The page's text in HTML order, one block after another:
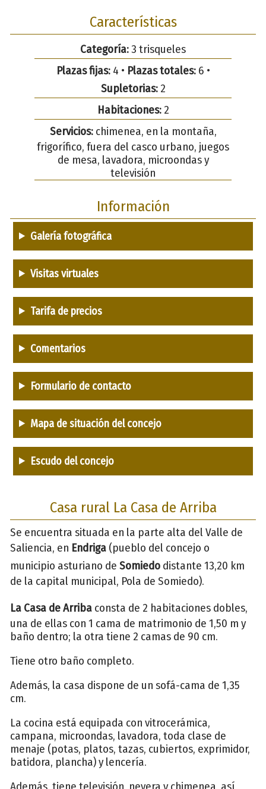
Características
Categoría:3 trisqueles
Plazas fijas:4 • Plazas totales:6 •
Supletorias:2
Habitaciones:2
Servicios:chimenea, en la montaña,
frigorífico, fuera del casco urbano, juegos
de mesa, lavadora, microondas y
televisión
Información
Galería fotográfica
Visitas virtuales
Tarifa de precios
Comentarios
Formulario de contacto
Mapa de situación del concejo
Escudo del concejo
Casa rural La Casa de Arriba
Se encuentra situada en la parte alta del Valle de
Saliencia, en Endriga (pueblo del concejo o
municipio asturiano de Somiedo distante 13,20 km
de la capital municipal, Pola de Somiedo).
La Casa de Arriba consta de 2 habitaciones dobles,
una de ellas con 1 cama de matrimonio de 1,50 m y
baño dentro; la otra tiene 2 camas de 90 cm.
Tiene otro baño completo.
Además, la casa dispone de un sofá-cama de 1,35
cm.
La cocina está equipada con vitrocerámica,
campana, microondas, lavadora, toda clase de
menaje (potas, platos, tazas, cubiertos, exprimidor,
batidora, plancha) y lencería.
Además, tiene televisión, nevera y chimenea, así